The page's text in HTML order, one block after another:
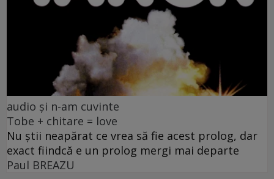
audio și n-am cuvinte
Tobe + chitare = love
Nu știi neapărat ce vrea să fie acest prolog, dar
exact fiindcă e un prolog mergi mai departe
Paul BREAZU